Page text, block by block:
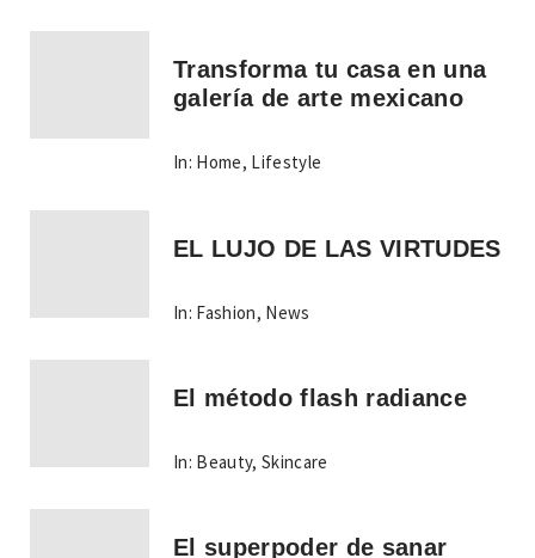
Transforma tu casa en una
galería de arte mexicano
In: Home, Lifestyle
EL LUJO DE LAS VIRTUDES
In: Fashion, News
El método flash radiance
In: Beauty,Skincare
El superpoder de sanar